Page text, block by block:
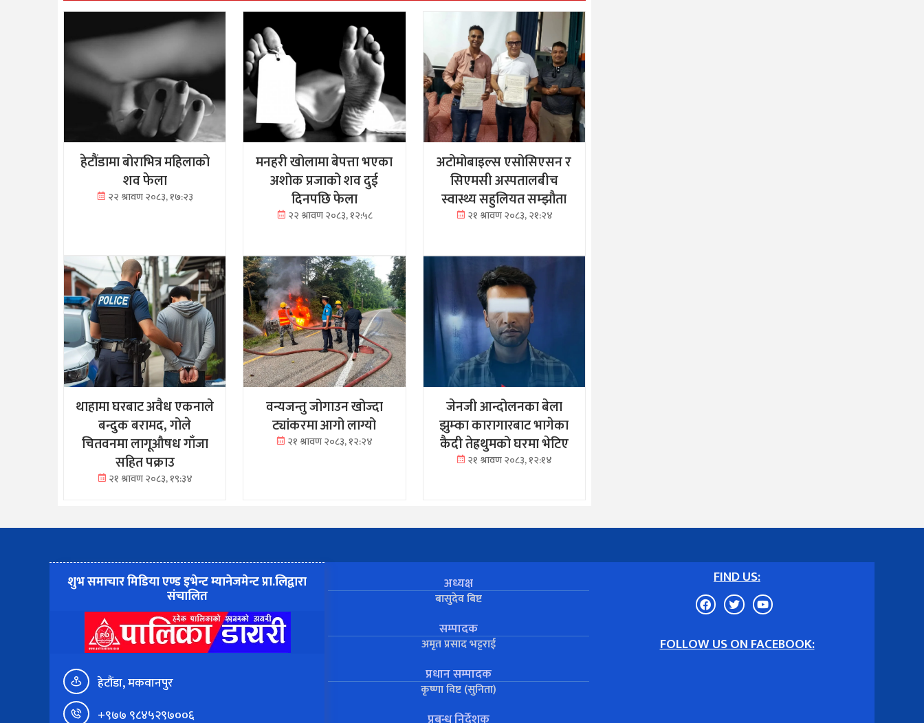
हेटौंडामा बोराभित्र महिलाको
शव फेला
२२ श्रावण २०८३, १७:२३
मनहरी खोलामा बेपत्ता भएका
अशोक प्रजाको शव दुई
दिनपछि फेला
२२ श्रावण २०८३, १२:५८
अटोमोबाइल्स एसोसिएसन र
सिएमसी अस्पतालबीच
स्वास्थ्य सहुलियत सम्झौता
२१ श्रावण २०८३, २१:२४
थाहामा घरबाट अवैध एकनाले
बन्दुक बरामद, गोले
चितवनमा लागूऔषध गाँजा
सहित पक्राउ
२१ श्रावण २०८३, १९:३४
वन्यजन्तु जोगाउन खोज्दा
ट्यांकरमा आगो लाग्यो
२१ श्रावण २०८३, १२:२४
जेनजी आन्दोलनका बेला
झुम्का कारागारबाट भागेका
कैदी तेह्रथुमको घरमा भेटिए
२१ श्रावण २०८३, १२:१४
शुभ समाचार मिडिया एण्ड इभेन्ट म्यानेजमेन्ट प्रा.लिद्वारा
संचालित
हेटौंडा, मकवानपुर
+९७७ ९८४५२९७००६
अध्यक्ष
बासुदेव बिष्ट
सम्पादक
अमृत प्रसाद भट्टराई
प्रधान सम्पादक
कृष्णा विष्ट (सुनिता)
प्रबन्ध निर्देशक
FIND US:
FOLLOW US ON FACEBOOK: